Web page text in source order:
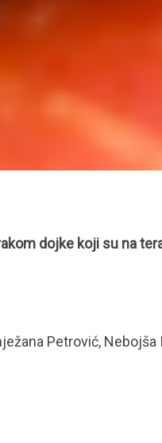
dojke koji su na
Petrović,